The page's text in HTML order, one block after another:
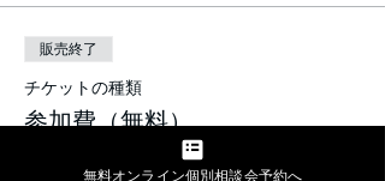
販売終了
チケットの種類
参加費（無料）
無料オンライン個別相談会予約へ